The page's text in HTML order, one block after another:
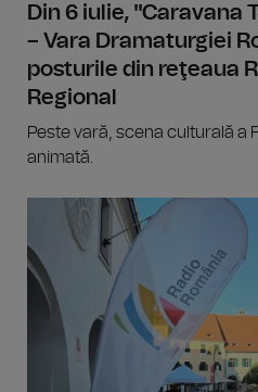
Din 6 iulie, "Caravana
– Vara Dramaturgiei
posturile din reţeaua
Regional
Peste vară, scena culturală a
animată.